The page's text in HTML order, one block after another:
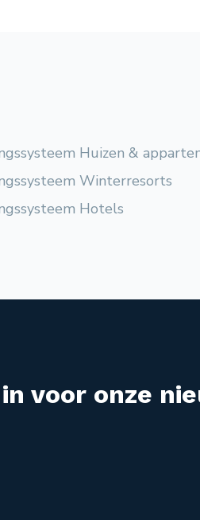
Huizen &
Winterresorts
Hotels
voor onze